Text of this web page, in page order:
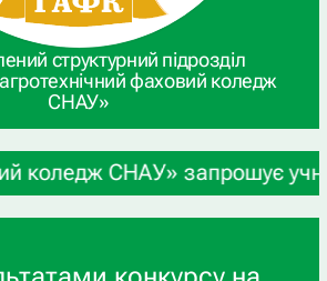
структурний підрозділ
агротехнічний фаховий коледж
СНАУ»
СНАУ» запрошує учнів 9-х